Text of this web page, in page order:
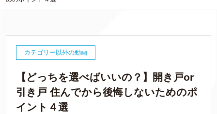
カテゴリー以外の動画
【どっちを選べばいいの？】開き戸or
引き戸 住んでから後悔しないためのポ
イント４選